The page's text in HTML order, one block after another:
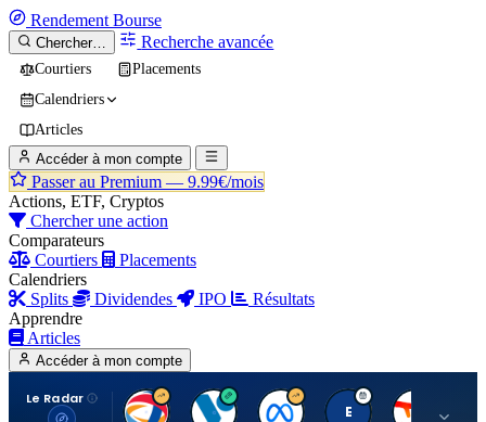
Rendement Bourse
Chercher… Recherche avancée
Courtiers
Placements
Calendriers
Articles
Accéder à mon compte
Passer au Premium — 9.99€/mois
Actions, ETF, Cryptos
Chercher une action
Comparateurs
Courtiers
Placements
Calendriers
Splits
Dividendes IPO
Résultats
Apprendre
Articles
Accéder à mon compte
Le Radar
T V M E T